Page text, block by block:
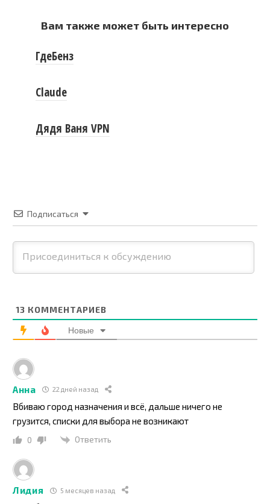
Вам также может быть интересно
ГдеБенз
Claude
Дядя Ваня VPN
Подписаться
13 КОММЕНТАРИЕВ
Новые
Анна 22 дней назад
Вбиваю город назначения и всё, дальше ничего не
грузится, списки для выбора не возникают
0 Ответить
Лидия 5 месяцев назад